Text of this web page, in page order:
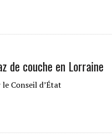
de couche en Lorraine
Conseil d’État